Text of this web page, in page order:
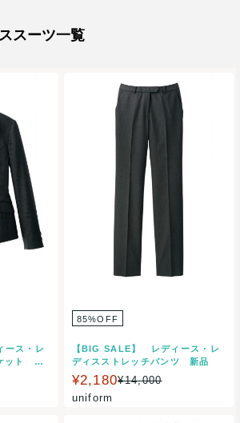
スーツ一覧
ース・レ
ット 新
85%OFF
【BIG SALE】 レディース・レ
ディスストレッチパンツ 新品
¥2,180¥14,000
uniform